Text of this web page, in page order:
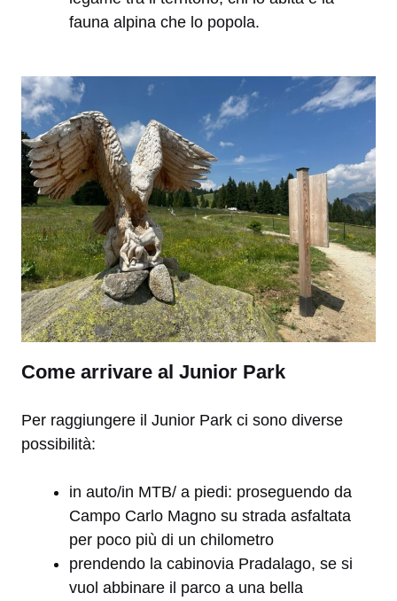
fauna alpina che lo popola.
Come arrivare al Junior Park
Per raggiungere il Junior Park ci sono diverse
possibilità:
in auto/in MTB/ a piedi: proseguendo da
Campo Carlo Magno su strada asfaltata
per poco più di un chilometro
⁠prendendo la cabinovia Pradalago, se si
vuol abbinare il parco a una bella